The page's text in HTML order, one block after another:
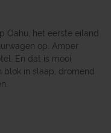
Oahu, het eerste eiland
op. Amper
En dat is mooi
blok in slaap, dromend